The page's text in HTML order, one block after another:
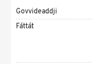
Govvideaddji
Fáttát